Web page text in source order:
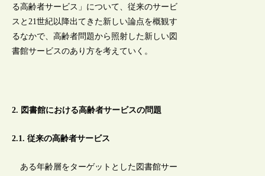
る高齢者サービス」について、従来のサービ
スと21世紀以降出てきた新しい論点を概観す
るなかで、高齢者問題から照射した新しい図
書館サービスのあり方を考えていく。
2. 図書館における高齢者サービスの問題
2.1. 従来の高齢者サービス
ある年齢層をターゲットとした図書館サー